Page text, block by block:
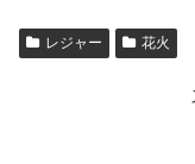
レジャー 花火